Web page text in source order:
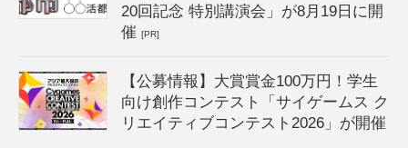
20回記念 特別講演会」が8月19日に開
催[PR]
【公募情報】大賞賞金100万円！学生
向け創作コンテスト「サイゲームス ク
リエイティブコンテスト2026」が開催